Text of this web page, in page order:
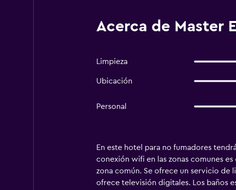
Acerca de Master
Limpieza
Ubicación
Personal
En este hotel para no fumadores
conexión wifi en las zonas comunes
zona común. Se ofrece un servicio de
ofrece televisión digitales. Los baños